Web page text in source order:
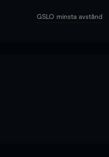
GSLO minsta avstånd